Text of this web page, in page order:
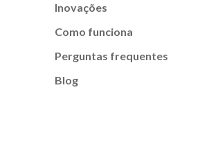
Inovações
Como funciona
Perguntas frequentes
Blog